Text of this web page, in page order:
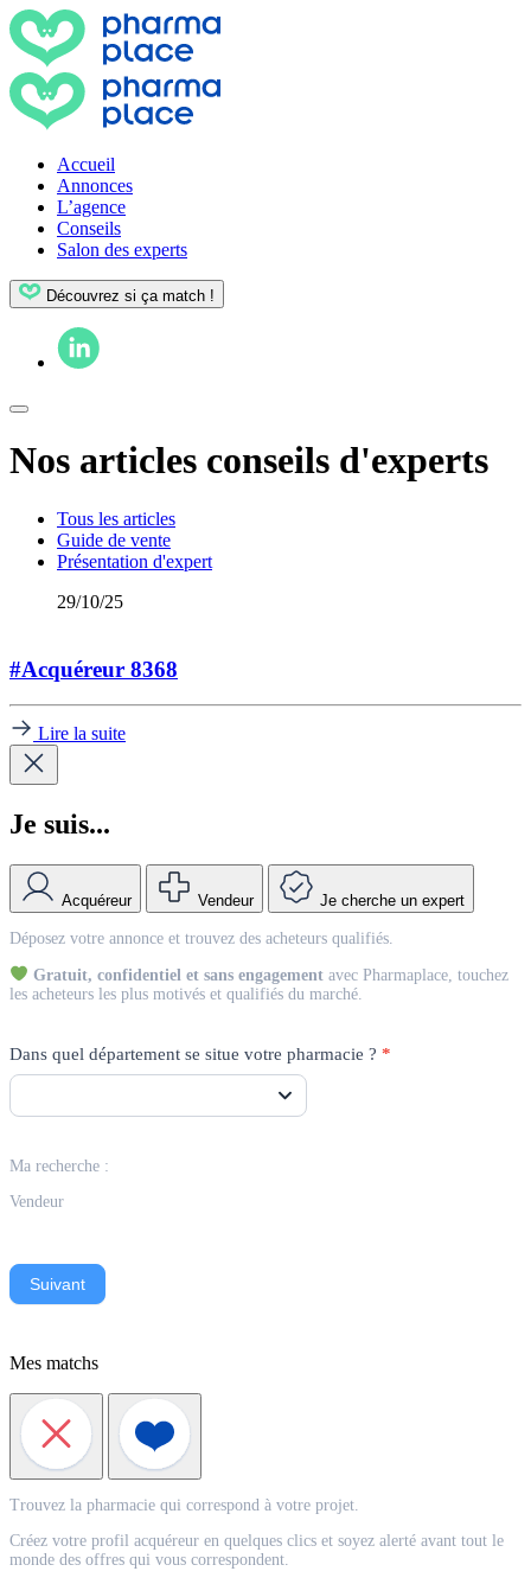
Accueil
Annonces
L’agence
Conseils
Salon des experts
Découvrez si ça match !
Nos articles conseils d'experts
Tous les articles
Guide de vente
Présentation d'expert
29/10/25
#Acquéreur 8368
Lire la suite
Je suis...
Acquéreur Vendeur Je cherche un expert
Vendeur
Déposez votre annonce et trouvez des acheteurs qualifiés.
Gratuit, confidentiel et sans engagement avec Pharmaplace, touchez
les acheteurs les plus motivés et qualifiés du marché.
Dans quel département se situe votre pharmacie ? *
Ma recherche :
Vendeur
Suivant
Mes matchs
Acquéreur
Trouvez la pharmacie qui correspond à votre projet.
Créez votre profil acquéreur en quelques clics et soyez alerté avant tout le
monde des offres qui vous correspondent.